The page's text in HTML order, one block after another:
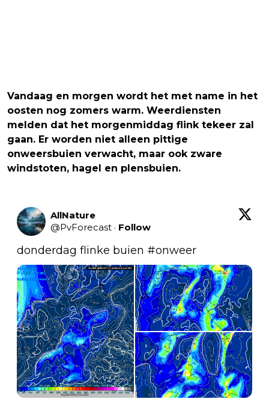
Vandaag en morgen wordt het met name in het
oosten nog zomers warm. Weerdiensten
melden dat het morgenmiddag flink tekeer zal
gaan. Er worden niet alleen pittige
onweersbuien verwacht, maar ook zware
windstoten, hagel en plensbuien.
AllNature
@PvForecast · Follow
donderdag flinke buien #onweer